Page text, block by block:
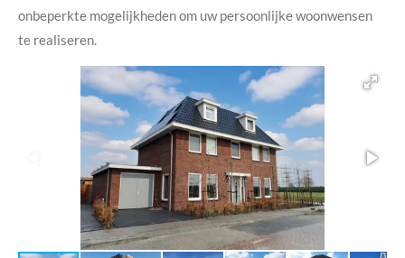
onbeperkte mogelijkheden om uw persoonlijke woonwensen
te realiseren.